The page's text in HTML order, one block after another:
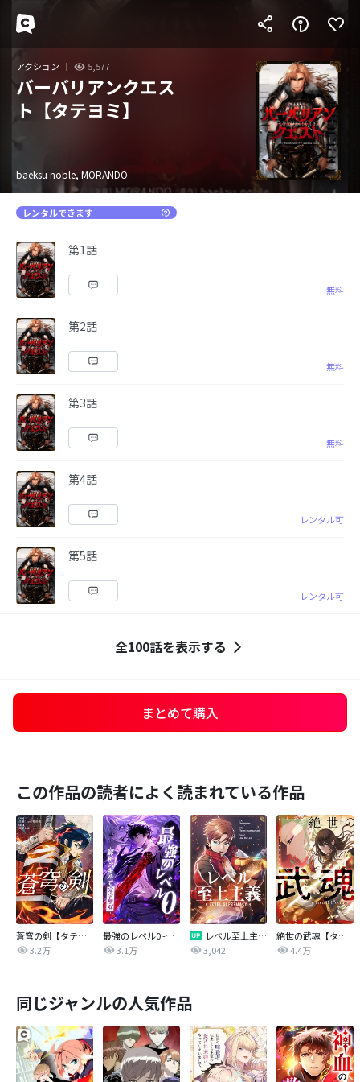
アクション 5,577
バーバリアンクエス
ト【タテヨミ】
baeksu noble, MORANDO
レンタルできます
第1話
無料
第2話
無料
第3話
無料
第4話
レンタル可
第5話
レンタル可
全100話を表示する
まとめて購入
この作品の読者によく読まれている作品
蒼穹の剣【タテヨミ】
3.2万
最強のレベル0 -解析スキルで完全無双-【タテヨミ】
3.1万
レベル至上主義【タテヨミ】
3,042
絶世の武魂【タテヨミ】
4.4万
同じジャンルの人気作品